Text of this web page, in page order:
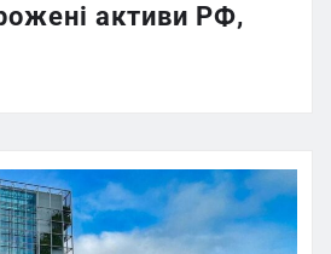
активи РФ,